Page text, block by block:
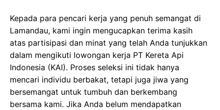
Kepada para pencari kerja yang penuh semangat di
Lamandau, kami ingin mengucapkan terima kasih
atas partisipasi dan minat yang telah Anda tunjukkan
dalam mengikuti lowongan kerja PT Kereta Api
Indonesia (KAI). Proses seleksi ini tidak hanya
mencari individu berbakat, tetapi juga jiwa yang
bersemangat untuk tumbuh dan berkembang
bersama kami. Jika Anda belum mendapatkan